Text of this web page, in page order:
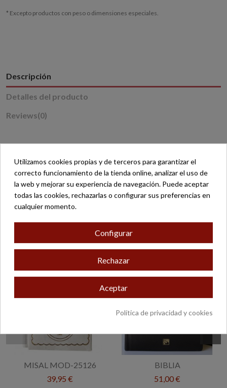
* Excepto productos con peso o dimensiones especiales.
Descripción
Detalles del producto
Reviews(0)
1749 páginas.
La presente edición reproduce íntegramente el texto en
castellano de la edición manual de la Biblia de Jerusalén.
MISAL MOD-25126
39,95 €
BIBLIA
51,00 €
Utilizamos cookies propias y de terceros para garantizar el
correcto funcionamiento de la tienda online, analizar el uso de
la web y mejorar su experiencia de navegación. Puede aceptar
todas las cookies, rechazarlas o configurar sus preferencias en
cualquier momento.
Configurar
Rechazar
Aceptar
Política de privacidad y cookies